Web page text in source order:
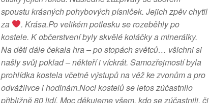
spoustu krásných pohybových písniček. Jejich zpěv chytil
za
. Krása.Po velikém potlesku se rozeběhly po
kostele. K občerstvení byly skvělé koláčky a minerálky.
Na děti dále čekala hra – po stopách světců… všichni si
našly svůj poklad – někteří i víckrát. Samozřejmostí byla
prohlídka kostela včetně výstupů na věž ke zvonům a pro
odvážlivce i hodinám.Noci kostelů se letos zúčastnilo
přibližně 80 lidí. Moc děkujeme všem, kdo se zúčastnili, či